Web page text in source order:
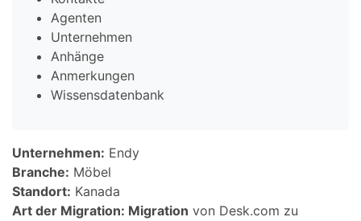
Agenten
Unternehmen
Anhänge
Anmerkungen
Wissensdatenbank
Unternehmen: Endy
Branche: Möbel
Standort: Kanada
Art der Migration: Migration von Desk.com zu